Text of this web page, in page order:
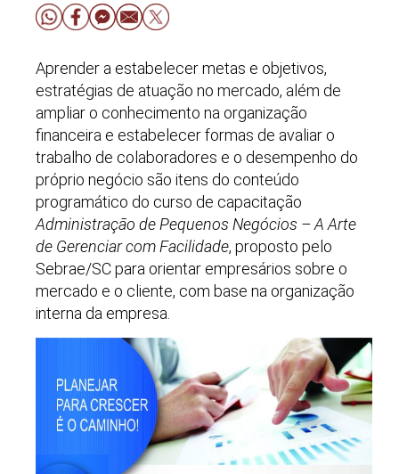
Aprender a estabelecer metas e objetivos,
estratégias de atuação no mercado, além de
ampliar o conhecimento na organização
financeira e estabelecer formas de avaliar o
trabalho de colaboradores e o desempenho do
próprio negócio são itens do conteúdo
programático do curso de capacitação
Administração de Pequenos Negócios – A Arte
de Gerenciar com Facilidade, proposto pelo
Sebrae/SC para orientar empresários sobre o
mercado e o cliente, com base na organização
interna da empresa.